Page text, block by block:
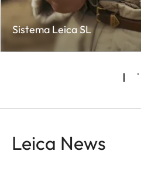
Sistema Leica SL
Leica News